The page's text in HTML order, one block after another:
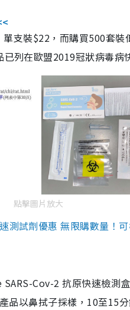
支裝$22，而購買500套
列在歐盟2019冠狀病毒病
點擊圖片放大
測試劑優惠 無限購數量！
Cov-2 抗原快速檢測
品以鼻拭子採樣，10至15分